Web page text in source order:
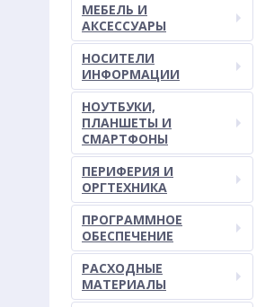
МЕБЕЛЬ И
АКСЕССУАРЫ
НОСИТЕЛИ
ИНФОРМАЦИИ
НОУТБУКИ,
ПЛАНШЕТЫ И
СМАРТФОНЫ
ПЕРИФЕРИЯ И
ОРГТЕХНИКА
ПРОГРАММНОЕ
ОБЕСПЕЧЕНИЕ
РАСХОДНЫЕ
МАТЕРИАЛЫ